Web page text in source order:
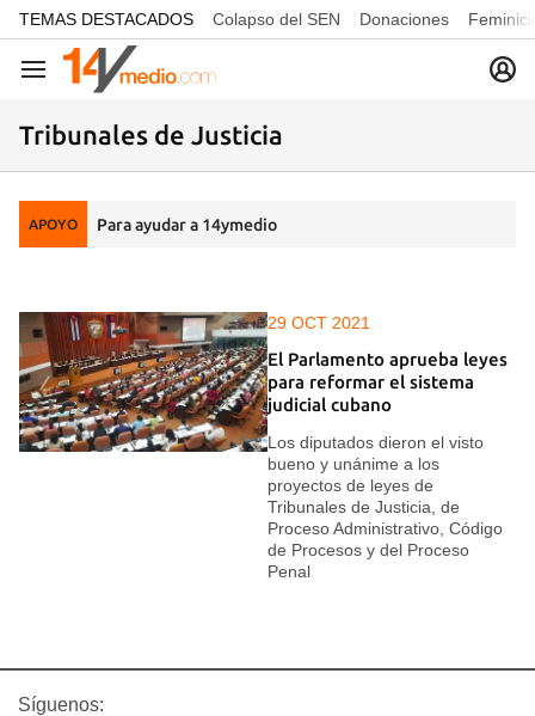
common.go-to-content
TEMAS DESTACADOS Colapso del SEN Donaciones
Navegación
Tribunales de Justicia
APOYO Para ayudar a 14ymedio
29 OCT 2021
El Parlamento aprueba leyes
para reformar el sistema
judicial cubano
Los diputados dieron el visto
bueno y unánime a los
proyectos de leyes de
Tribunales de Justicia, de
Proceso Administrativo, Código
de Procesos y del Proceso
Penal
Síguenos: